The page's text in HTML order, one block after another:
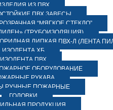
ИЗ ПВХ
ПВХ ЗАВЕСЫ
“МЯГКОЕ СТЕКЛО”
(ТРУБОИЗОЛЯЦИЯ)
ЛИПКАЯ ПВХ-Л (ЛЕНТА
ИЗОЛЕНТА ХБ
ИЗОЛЕНТА ПВХ
ОБОРУДОВАНИЕ
РУКАВА
РУЧНЫЕ ПОЖАРНЫЕ
ГОЛОВКИ
ПРОДУКЦИЯ